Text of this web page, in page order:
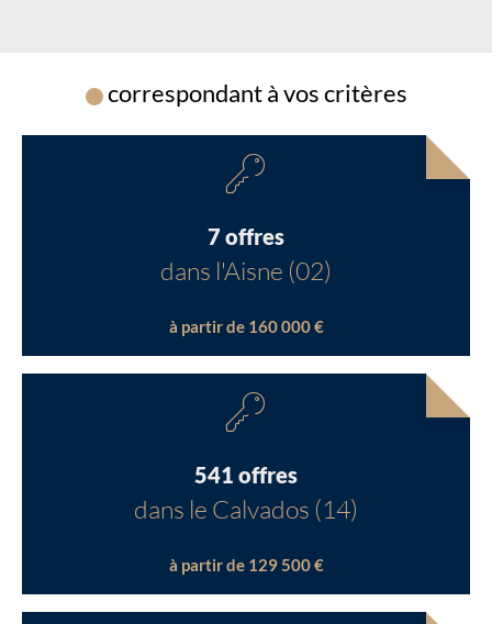
Chargement...
correspondant à vos critères
7 offres
dans l'Aisne (02)
à partir de 160 000 €
541 offres
dans le Calvados (14)
à partir de 129 500 €